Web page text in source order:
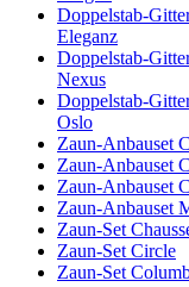
Doppelstab-
Eleganz
Doppelstab-
Nexus
Doppelstab-
Oslo
Zaun-Anbauset
Zaun-Anbauset
Zaun-Anbauset
Zaun-Anbauset
Zaun-Set
Zaun-Set Circle
Zaun-Set